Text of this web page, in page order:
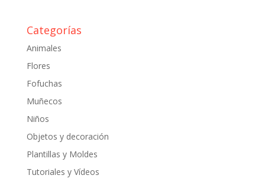
Categorías
Animales
Flores
Fofuchas
Muñecos
Niños
Objetos y decoración
Plantillas y Moldes
Tutoriales y Vídeos